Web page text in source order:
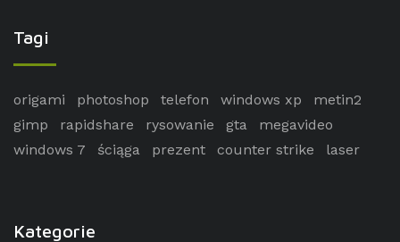
Tagi
origami photoshop telefon windows xp
metin2
gimp
rapidshare rysowanie gta
megavideo
windows 7
ściąga prezent counter strike laser
Kategorie